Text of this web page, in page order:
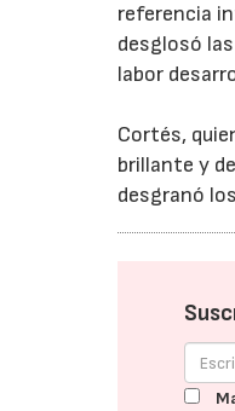
referencia
desglosó
labor
Cortés,
brillante y
desgranó